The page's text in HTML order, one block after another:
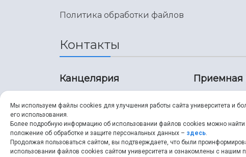
Политика обработки файлов
Контакты
Канцелярия
8 (846) 267-43-70
ssau@ssau.ru
Приемная
8 (846)
Мы используем файлы cookies для улучшения работы сайта университета и
его использования.
Более подробную информацию об использовании файлов cookies можно найти
положение об обработке и защите персональных данных – здесь.
Продолжая пользоваться сайтом, вы подтверждаете, что были
использовании файлов cookies сайтом университета и ознакомлены с нашим